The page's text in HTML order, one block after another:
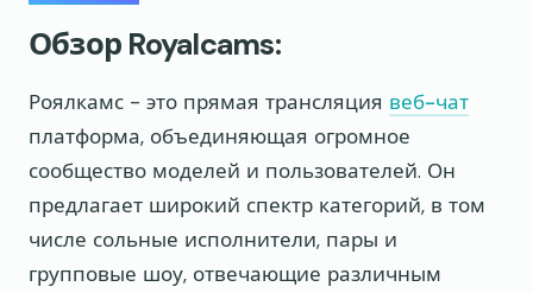
Обзор Royalcams:
Роялкамс - это прямая трансляция веб-чат
платформа, объединяющая огромное
сообщество моделей и пользователей. Он
предлагает широкий спектр категорий, в том
числе сольные исполнители, пары и
групповые шоу, отвечающие различным